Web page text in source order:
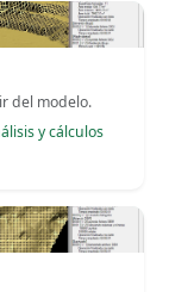
del modelo.
y cálculos